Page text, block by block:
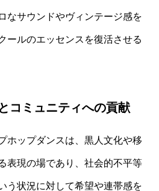
なサウンドやヴィンテージ感を
ールのエッセンスを復活させる
コミュニティへの貢献
ホップダンスは、黒人文化や移
表現の場であり、社会的不平等
う状況に対して希望や連帯感を